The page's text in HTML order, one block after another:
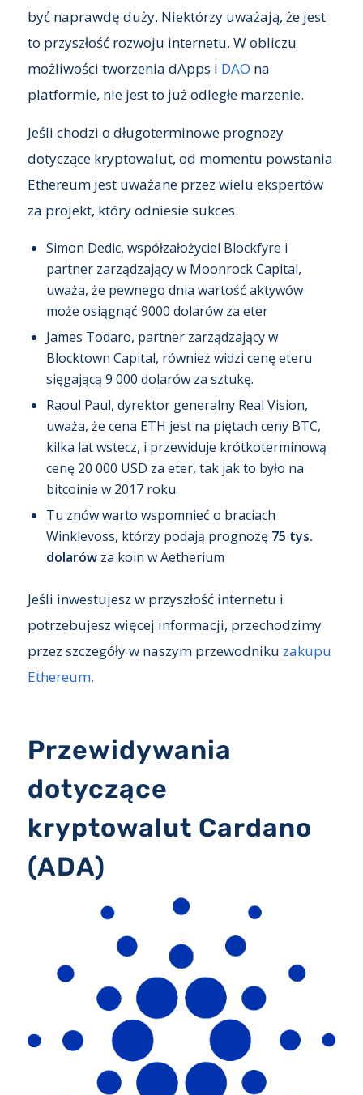
być naprawdę duży. Niektórzy uważają, że jest
to przyszłość rozwoju internetu. W obliczu
możliwości tworzenia dApps i DAO na
platformie, nie jest to już odległe marzenie.
Jeśli chodzi o długoterminowe prognozy
dotyczące kryptowalut, od momentu powstania
Ethereum jest uważane przez wielu ekspertów
za projekt, który odniesie sukces.
Simon Dedic, współzałożyciel Blockfyre i
partner zarządzający w Moonrock Capital,
uważa, że pewnego dnia wartość aktywów
może osiągnąć 9000 dolarów za eter
James Todaro, partner zarządzający w
Blocktown Capital, również widzi cenę eteru
sięgającą 9 000 dolarów za sztukę.
Raoul Paul, dyrektor generalny Real Vision,
uważa, że cena ETH jest na piętach ceny BTC,
kilka lat wstecz, i przewiduje krótkoterminową
cenę 20 000 USD za eter, tak jak to było na
bitcoinie w 2017 roku.
Tu znów warto wspomnieć o braciach
Winklevoss, którzy podają prognozę 75 tys.
dolarówza koin w Aetherium
Jeśli inwestujesz w przyszłość internetu i
potrzebujesz więcej informacji, przechodzimy
przez szczegóły w naszym przewodniku zakupu
Ethereum.
Przewidywania
dotyczące
kryptowalut Cardano
(ADA)